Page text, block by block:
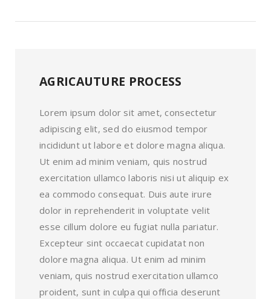
AGRICAUTURE PROCESS
Lorem ipsum dolor sit amet, consectetur
adipiscing elit, sed do eiusmod tempor
incididunt ut labore et dolore magna aliqua.
Ut enim ad minim veniam, quis nostrud
exercitation ullamco laboris nisi ut aliquip ex
ea commodo consequat. Duis aute irure
dolor in reprehenderit in voluptate velit
esse cillum dolore eu fugiat nulla pariatur.
Excepteur sint occaecat cupidatat non
dolore magna aliqua. Ut enim ad minim
veniam, quis nostrud exercitation ullamco
proident, sunt in culpa qui officia deserunt